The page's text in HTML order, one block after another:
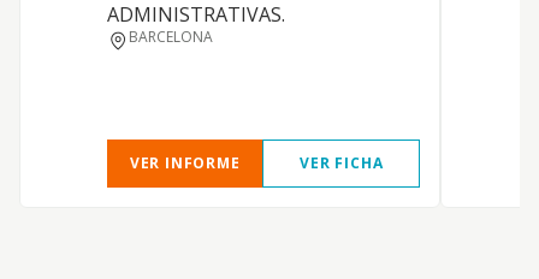
ADMINISTRATIVAS.
BARCELONA
VER INFORME VER FICHA